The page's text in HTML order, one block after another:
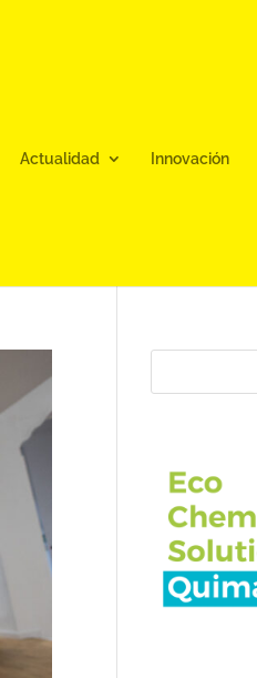
Actualidad Innovación